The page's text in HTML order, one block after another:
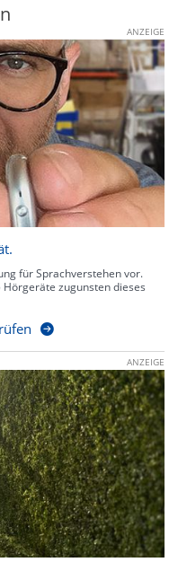
ANZEIGE
für Sprachverstehen vor.
zugunsten dieses
ANZEIGE